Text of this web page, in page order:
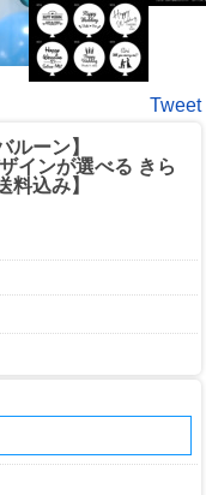
Tweet
ルーン】
インが選べる きら
料込み】